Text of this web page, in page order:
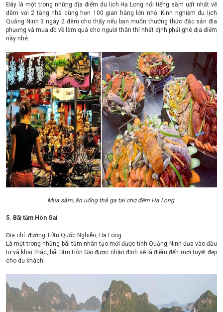
Đây là một trong những địa điểm du lịch Hạ Long nổi tiếng sầm uất nhất về
đêm với 2 tầng nhà cùng hơn 100 gian hàng lớn nhỏ. Kinh nghiệm du lịch
Quảng Ninh 3 ngày 2 đêm cho thấy nếu bạn muốn thưởng thức đặc sản địa
phương và mua đồ về làm quà cho người thân thì nhất định phải ghé địa điểm
này nhé.
Mua sắm, ăn uống thả ga tại chợ đêm Hạ Long
5. Bãi tắm Hòn Gai
Địa chỉ: đường Trần Quốc Nghiễn, Hạ Long
Là một trong những bãi tắm nhân tạo mới được tỉnh Quảng Ninh đưa vào đầu
tư và khai thác, bãi tắm Hòn Gai được nhận định sẽ là điểm đến mới tuyệt đẹp
cho du khách.